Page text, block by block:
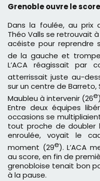
Grenoble ouvre le score
Dans la foulée, au prix
Théo Valls se retrouvait
acéiste pour reprendre
de la gauche et
L’ACA réagissait par
atterrissait juste au-
sur un centre de
Maubleu à intervenir (26e
Entre deux équipes
occasions se
tout proche de doubler
enroulée, voyait le
moment (29e). L’ACA
au score, en fin de
grenobloise tenait bon
à la pause.